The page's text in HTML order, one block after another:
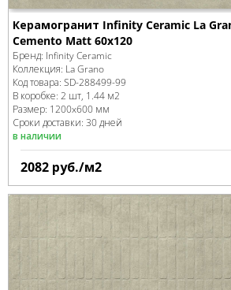
Керамогранит Infinity Ceramic La
Cemento Matt 60x120
Бренд: Infinity Ceramic
Коллекция: La Grano
Код товара: SD-288499-99
В коробке: 2 шт, 1.44 м2
Размер: 1200x600 мм
Сроки доставки: 30 дней
в наличии
2082 руб./м2